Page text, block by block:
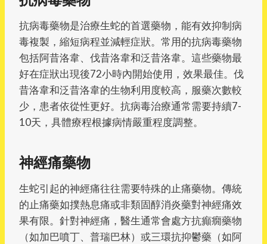
抗病毒藥物是治療生蛇的首選藥物，能有效抑制病
毒複製，縮短病程並減輕症狀。常用的抗病毒藥物
包括阿昔洛韋、伐昔洛韋和泛昔洛韋。這些藥物最
好在症狀出現後72小時內開始使用，效果最佳。伐
昔洛韋和泛昔洛韋的生物利用度較高，服藥次數較
少，患者依從性更好。抗病毒治療通常需要持續7-
10天，具體療程根據病情嚴重程度調整。
神經痛藥物
生蛇引起的神經痛往往需要特殊的止痛藥物。傳統
的止痛藥如撲熱息痛或非類固醇消炎藥對神經痛效
果有限。針對神經痛，醫生通常會處方抗癲癇藥物
（如加巴噴丁、普瑞巴林）或三環抗抑鬱藥（如阿